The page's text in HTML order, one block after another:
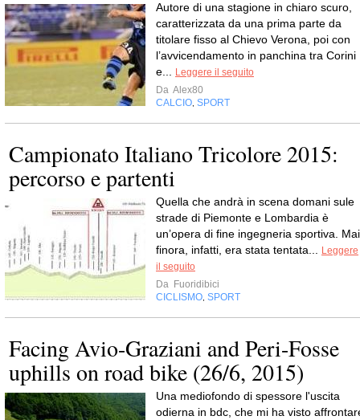
Autore di una stagione in chiaro scuro,
caratterizzata da una prima parte da
titolare fisso al Chievo Verona, poi con
l’avvicendamento in panchina tra Corini
e... Leggere il seguito
Da Alex80
CALCIO, SPORT
Campionato Italiano Tricolore 2015:
percorso e partenti
Quella che andrà in scena domani sule
strade di Piemonte e Lombardia è
un’opera di fine ingegneria sportiva. Mai
finora, infatti, era stata tentata... Leggere
il seguito
Da Fuoridibici
CICLISMO, SPORT
Facing Avio-Graziani and Peri-Fosse
uphills on road bike (26/6, 2015)
Una mediofondo di spessore l'uscita
odierna in bdc, che mi ha visto